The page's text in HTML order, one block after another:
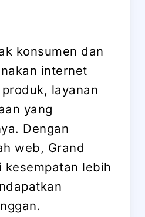
konsumen dan
internet
layanan
yang
Dengan
web, Grand
kesempatan lebih